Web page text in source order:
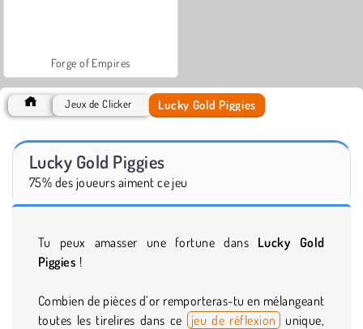
Forge of Empires
Jeux de Clicker Lucky Gold Piggies
Lucky Gold Piggies
75% des joueurs aiment ce jeu
Tu peux amasser une fortune dans Lucky Gold
Piggies !
Combien de pièces d’or remporteras-tu en mélangeant
toutes les tirelires dans ce
jeu de réflexion unique,